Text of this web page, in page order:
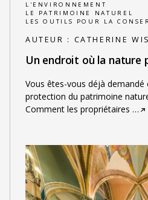
L'ENVIRONNEMENT
LE PATRIMOINE NATUREL
LES OUTILS POUR LA
AUTEUR : CATHERINE
Un endroit où la nature
Vous êtes-vous déjà
protection du patrimoine
Comment les propriétaires …